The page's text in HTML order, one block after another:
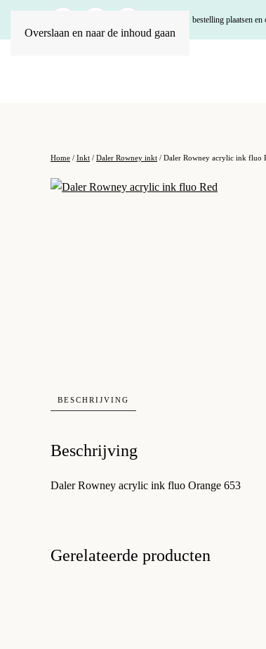
Overslaan en naar de inhoud gaan
U kunt uw bestelling plaatsen
Home / Inkt / Daler Rowney inkt / Daler Rowney acrylic ink fluo
BESCHRIJVING
Beschrijving
Daler Rowney acrylic ink fluo Orange 653
Gerelateerde producten